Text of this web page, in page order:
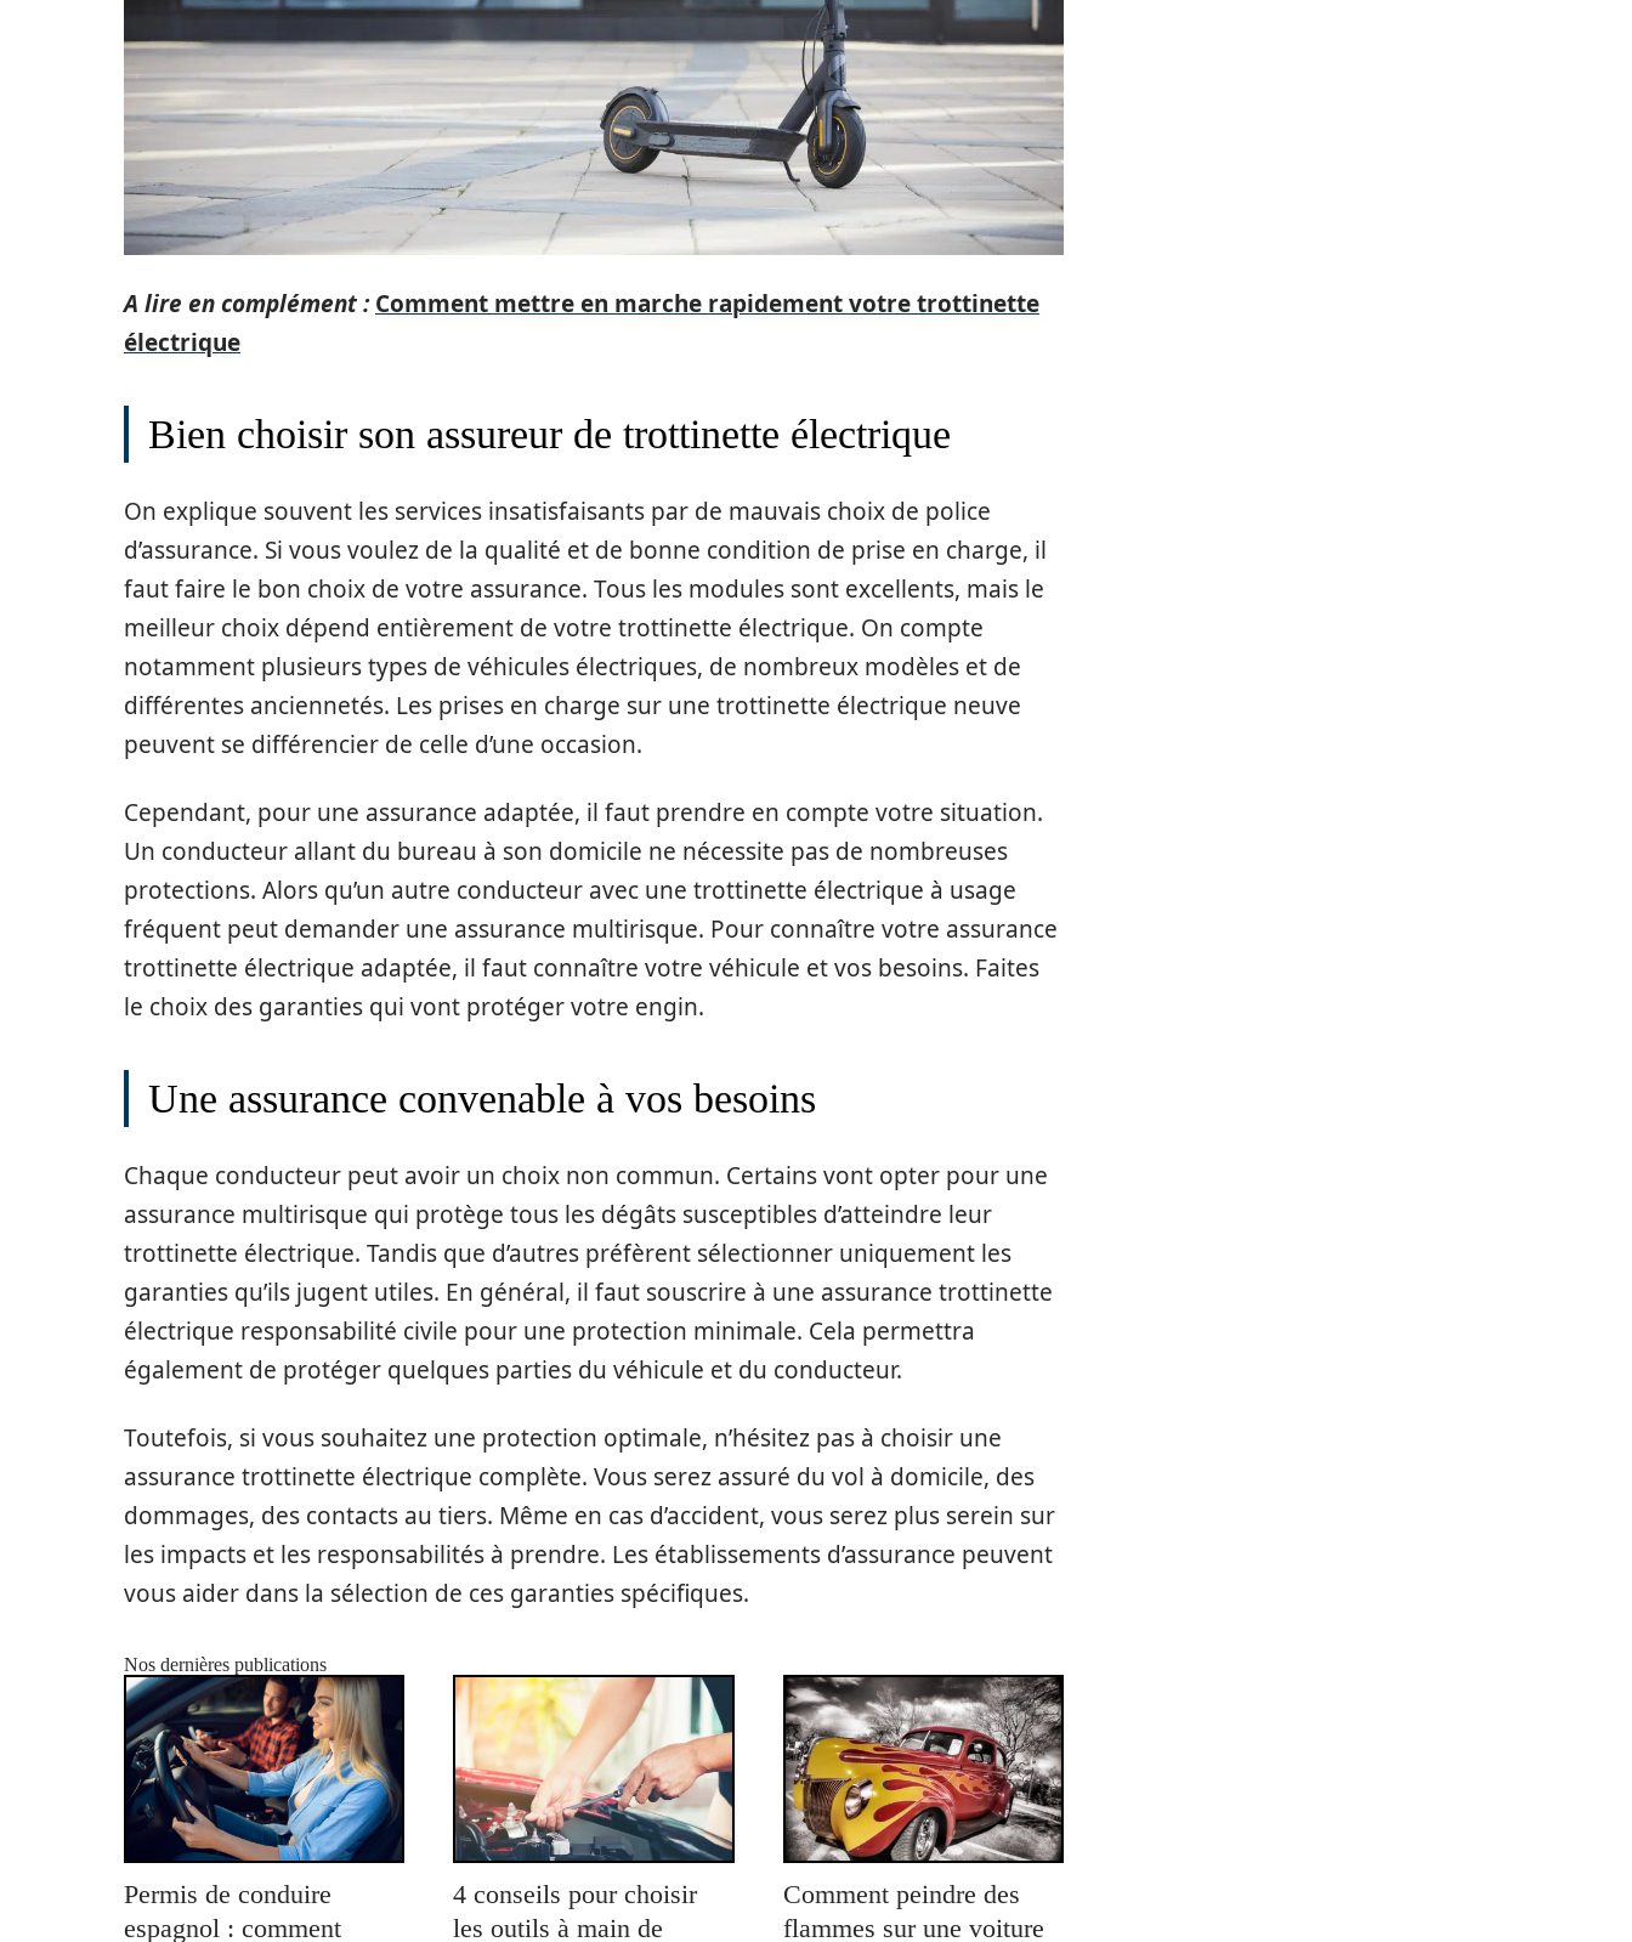
A lire en complément : Comment mettre en marche rapidement votre trottinette
électrique
Bien choisir son assureur de trottinette électrique
On explique souvent les services insatisfaisants par de mauvais choix de police
d’assurance. Si vous voulez de la qualité et de bonne condition de prise en charge, il
faut faire le bon choix de votre assurance. Tous les modules sont excellents, mais le
meilleur choix dépend entièrement de votre trottinette électrique. On compte
notamment plusieurs types de véhicules électriques, de nombreux modèles et de
différentes anciennetés. Les prises en charge sur une trottinette électrique neuve
peuvent se différencier de celle d’une occasion.
Cependant, pour une assurance adaptée, il faut prendre en compte votre situation.
Un conducteur allant du bureau à son domicile ne nécessite pas de nombreuses
protections. Alors qu’un autre conducteur avec une trottinette électrique à usage
fréquent peut demander une assurance multirisque. Pour connaître votre assurance
trottinette électrique adaptée, il faut connaître votre véhicule et vos besoins. Faites
le choix des garanties qui vont protéger votre engin.
Une assurance convenable à vos besoins
Chaque conducteur peut avoir un choix non commun. Certains vont opter pour une
assurance multirisque qui protège tous les dégâts susceptibles d’atteindre leur
trottinette électrique. Tandis que d’autres préfèrent sélectionner uniquement les
garanties qu’ils jugent utiles. En général, il faut souscrire à une assurance trottinette
électrique responsabilité civile pour une protection minimale. Cela permettra
également de protéger quelques parties du véhicule et du conducteur.
Toutefois, si vous souhaitez une protection optimale, n’hésitez pas à choisir une
assurance trottinette électrique complète. Vous serez assuré du vol à domicile, des
dommages, des contacts au tiers. Même en cas d’accident, vous serez plus serein sur
les impacts et les responsabilités à prendre. Les établissements d’assurance peuvent
vous aider dans la sélection de ces garanties spécifiques.
Nos dernières publications
Permis de conduire
espagnol : comment
4 conseils pour choisir
les outils à main de
Comment peindre des
flammes sur une voiture